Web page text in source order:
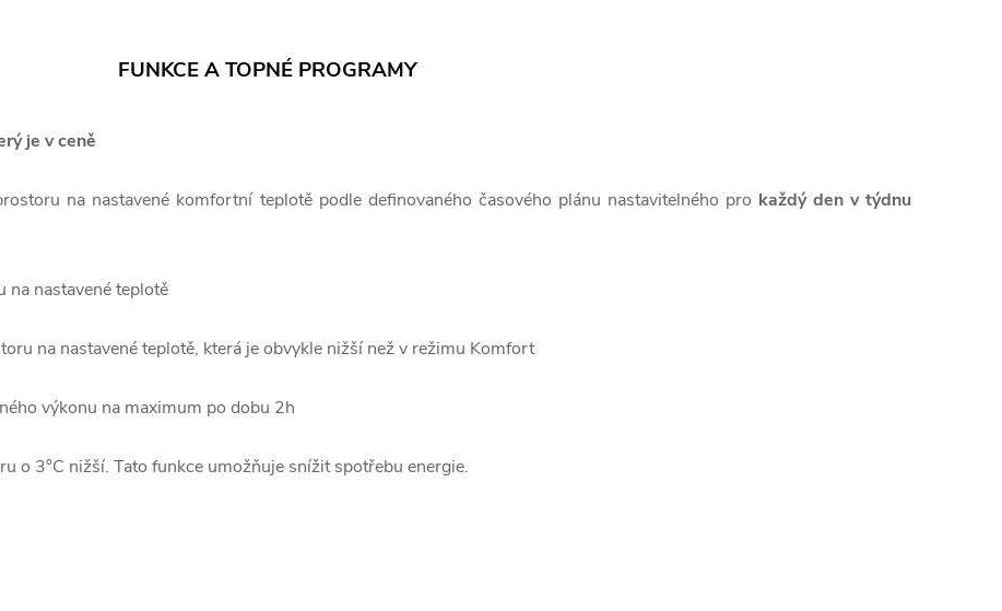
FUNKCE A TOPNÉ PROGRAMY
je v ceně
na nastavené komfortní teplotě podle definovaného časového plánu nastavitelného pro každý den v týdnu
nastavené teplotě
na nastavené teplotě, která je obvykle nižší než v režimu Komfort
výkonu na maximum po dobu 2h
o 3°C nižší. Tato funkce umožňuje snížit spotřebu energie.